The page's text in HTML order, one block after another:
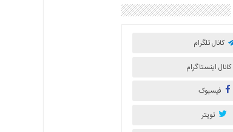
کانال تلگرام
کانال اینستاگرام
فیسبوک
تویتر